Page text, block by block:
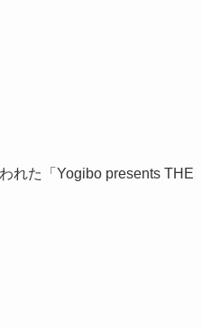
れた「Yogibo presents THE